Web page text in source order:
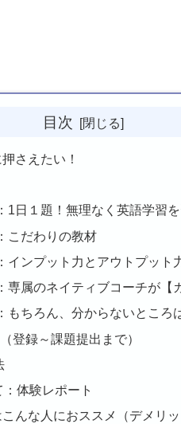
目次
さえたい！
日１題！無理なく英語学習
こだわりの教材
ンプット力とアウトプット
属のネイティブコーチが【
ちろん、分からないところ
登録～課題提出まで）
体験レポート
んな人におススメ（デメリッ